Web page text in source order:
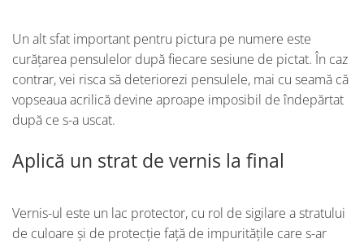
Un alt sfat important pentru pictura pe numere este
curățarea pensulelor după fiecare sesiune de pictat. În caz
contrar, vei risca să deteriorezi pensulele, mai cu seamă că
vopseaua acrilică devine aproape imposibil de îndepărtat
după ce s-a uscat.
Aplică un strat de vernis la final
Vernis-ul este un lac protector, cu rol de sigilare a stratului
de culoare și de protecție față de impuritățile care s-ar